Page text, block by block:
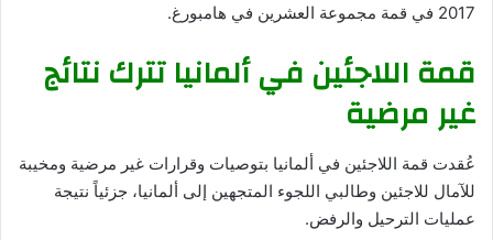
2017 في قمة مجموعة العشرين في هامبورغ.
قمة اللاجئين في ألمانيا تترك نتائج
غير مرضية
عُقدت قمة اللاجئين في ألمانيا بتوصيات وقرارات غير مرضية ومخيبة
للآمال للاجئين وطالبي اللجوء المتجهين إلى ألمانيا، جزئياً نتيجة
عمليات الترحيل والرفض.